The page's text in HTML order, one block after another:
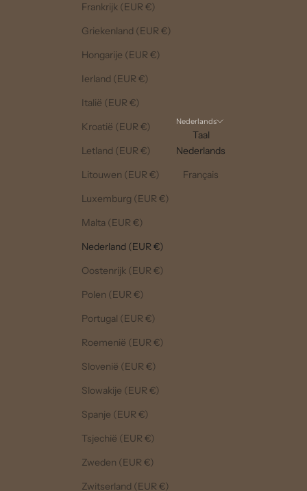
Frankrijk (EUR €)
Griekenland (EUR €)
Hongarije (EUR €)
Ierland (EUR €)
Italië (EUR €)
Kroatië (EUR €)
Letland (EUR €)
Litouwen (EUR €)
Luxemburg (EUR €)
Malta (EUR €)
Nederland (EUR €)
Oostenrijk (EUR €)
Polen (EUR €)
Portugal (EUR €)
Roemenië (EUR €)
Slovenië (EUR €)
Slowakije (EUR €)
Spanje (EUR €)
Tsjechië (EUR €)
Zweden (EUR €)
Zwitserland (EUR €)
Nederlands
Taal
Nederlands
Français